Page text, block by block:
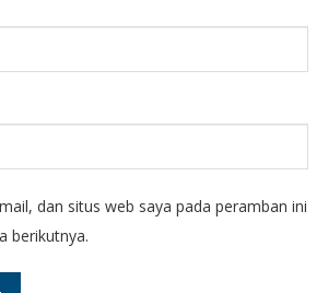
dan situs web saya pada peramban ini
berikutnya.